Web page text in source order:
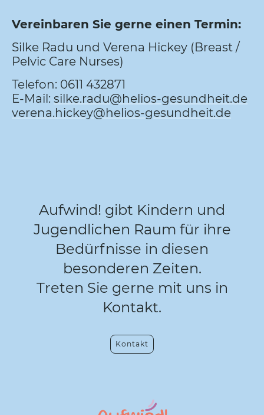
Vereinbaren Sie gerne einen Termin:
Silke Radu und Verena Hickey (Breast /
Pelvic Care Nurses)
Telefon: 0611 432871
E-Mail: silke.radu@helios-gesundheit.de
verena.hickey@helios-gesundheit.de
Aufwind! gibt Kindern und
Jugendlichen Raum für ihre
Bedürfnisse in diesen
besonderen Zeiten.
Treten Sie gerne mit uns in
Kontakt.
Kontakt